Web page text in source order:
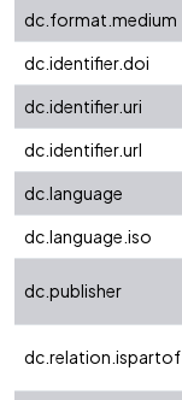
dc.format.medium
dc.identifier.doi
dc.identifier.uri
dc.identifier.url
dc.language
dc.language.iso
dc.publisher
dc.relation.ispartof